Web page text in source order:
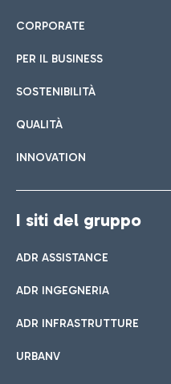
CORPORATE
PER IL BUSINESS
SOSTENIBILITÀ
QUALITÀ
INNOVATION
I siti del gruppo
ADR ASSISTANCE
ADR INGEGNERIA
ADR INFRASTRUTTURE
URBANV